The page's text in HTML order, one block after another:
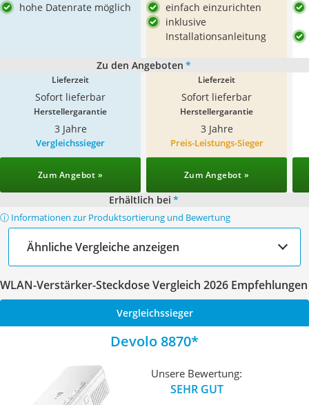
hohe Datenrate möglich
einfach einzurichten
inklusive
Installationsanleitung
Zu den Angeboten *
Lieferzeit
Sofort lieferbar
Lieferzeit
Sofort lieferbar
Herstellergarantie
3 Jahre
Herstellergarantie
3 Jahre
Vergleichssieger
Zum Angebot »
Preis-Leistungs-Sieger
Zum Angebot »
Erhältlich bei *
ⓘ Informationen zur Produktsortierung und Bewertung
Ähnliche Vergleiche anzeigen
WLAN-Verstärker-Steckdose Vergleich 2026 Empfehlungen
Vergleichssieger
Devolo 8870
Unsere Bewertung:
SEHR GUT